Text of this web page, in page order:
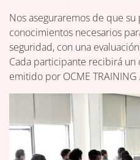
Nos aseguraremos de que su
conocimientos necesarios
seguridad, con una
Cada participante recibirá
emitido por OCME TRAINING